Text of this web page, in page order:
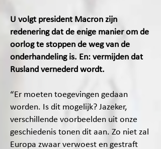
U volgt president Macron zijn
redenering dat de enige manier om de
oorlog te stoppen de weg van de
onderhandeling is. En: vermijden dat
Rusland vernederd wordt.
“Er moeten toegevingen gedaan
worden. Is dit mogelijk? Jazeker,
verschillende voorbeelden uit onze
geschiedenis tonen dit aan. Zo niet zal
Europa zwaar verwoest en gestraft